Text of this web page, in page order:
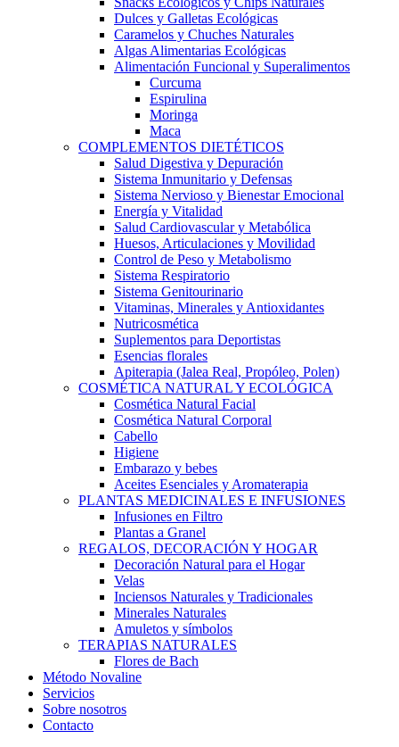
Dulces y Galletas Ecológicas
Caramelos y Chuches Naturales
Algas Alimentarias Ecológicas
Alimentación Funcional y Superalimentos
Curcuma
Espirulina
Moringa
Maca
COMPLEMENTOS DIETÉTICOS
Salud Digestiva y Depuración
Sistema Inmunitario y Defensas
Sistema Nervioso y Bienestar Emocional
Energía y Vitalidad
Salud Cardiovascular y Metabólica
Huesos, Articulaciones y Movilidad
Control de Peso y Metabolismo
Sistema Respiratorio
Sistema Genitourinario
Vitaminas, Minerales y Antioxidantes
Nutricosmética
Suplementos para Deportistas
Esencias florales
Apiterapia (Jalea Real, Propóleo, Polen)
COSMÉTICA NATURAL Y ECOLÓGICA
Cosmética Natural Facial
Cosmética Natural Corporal
Cabello
Higiene
Embarazo y bebes
Aceites Esenciales y Aromaterapia
PLANTAS MEDICINALES E INFUSIONES
Infusiones en Filtro
Plantas a Granel
REGALOS, DECORACIÓN Y HOGAR
Decoración Natural para el Hogar
Velas
Inciensos Naturales y Tradicionales
Minerales Naturales
Amuletos y símbolos
TERAPIAS NATURALES
Flores de Bach
Método Novaline
Servicios
Sobre nosotros
Contacto